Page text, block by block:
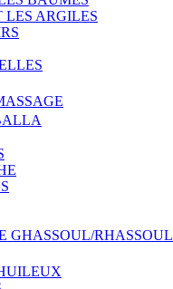
LES ARGILES
GHASSOUL/RHASSOUL